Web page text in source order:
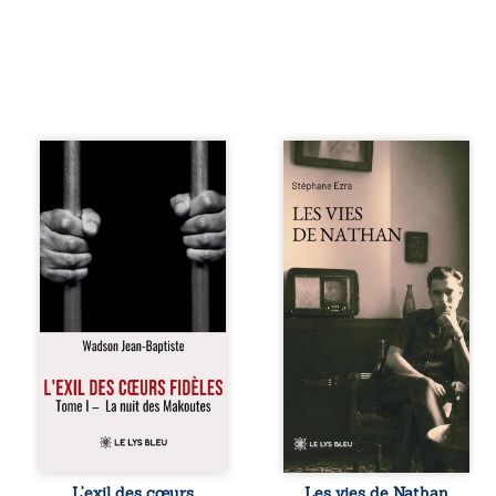
« Une nuit suffit
parfois pour briser
une famille… mais
certaines fidélités
traversent les
années. » Haïti,
sous la dictature
des Duvalier. La
peur s’étend
jusque dans les
villages les plus
reculés. À Bainet,
Jean-Joël Joli
mène une
avec sa famille.
respecté, il refuse
Les vies de
Nathan est un
né en trois jours,
au printemps
2026. Pour la
première fois,
Stéphane Ezra,
médium, a pu
communiquer
avec son père,
disparu depuis
plus de vingt ans
et qu’il n’a jamais
connu. De ce
dialogue par-delà
la mort naissent
des poèmes qui